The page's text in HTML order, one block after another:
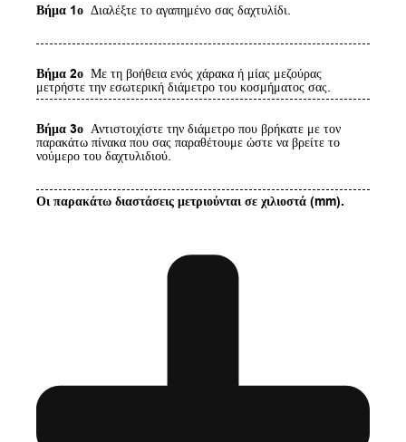
Βήμα 1ο Διαλέξτε το αγαπημένο σας δαχτυλίδι.
Βήμα 2ο Με τη βοήθεια ενός χάρακα ή μίας μεζούρας
μετρήστε την εσωτερική διάμετρο του κοσμήματος σας.
Βήμα 3ο Αντιστοιχίστε την διάμετρο που βρήκατε με τον
παρακάτω πίνακα που σας παραθέτουμε ώστε να βρείτε το
νούμερο του δαχτυλιδιού.
Οι παρακάτω διαστάσεις μετριούνται σε χιλιοστά (mm).